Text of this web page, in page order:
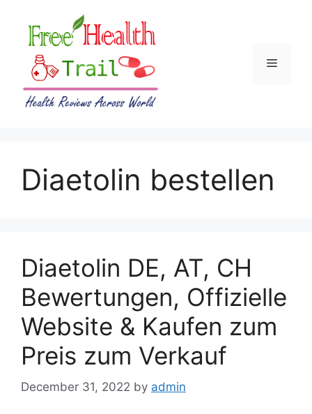
content
Menu
Diaetolin bestellen
Diaetolin DE, AT, CH
Bewertungen, Offizielle
Website & Kaufen zum
Preis zum Verkauf
December 31, 2022 by admin